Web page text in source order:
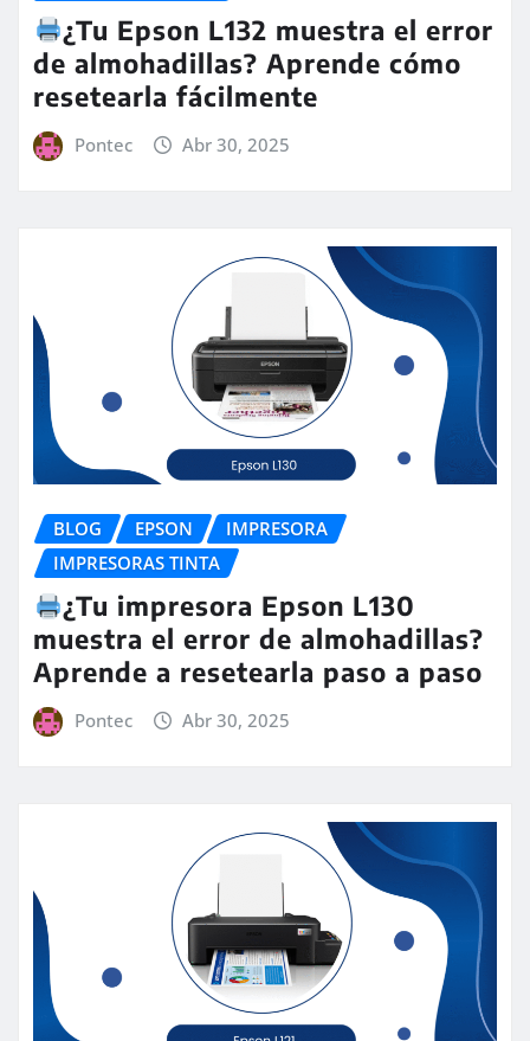
¿Tu Epson L132 muestra el error
de almohadillas? Aprende cómo
resetearla fácilmente
Pontec Abr 30, 2025
BLOG EPSON
IMPRESORA
IMPRESORAS TINTA
¿Tu impresora Epson L130
muestra el error de almohadillas?
Aprende a resetearla paso a paso
Pontec Abr 30, 2025